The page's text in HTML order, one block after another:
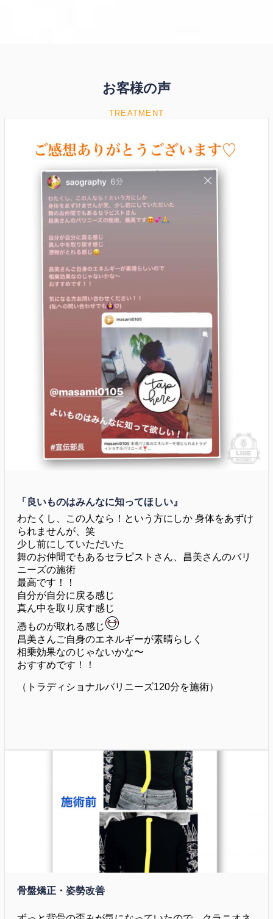
お客様の声
TREATMENT
「良いものはみんなに知ってほしい』
わたくし、この人なら！という方にしか 身体をあずけ
られませんが、笑
少し前にしていただいた
舞のお仲間でもあるセラピストさん、
昌美さんのバリ
ニーズの施術
最高です！！
自分が自分に戻る感じ
真ん中を取り戻す感じ
憑ものが取れる感じ
昌美さんご自身のエネルギーが素晴らしく
相乗効果なのじゃないかな〜
おすすめです！！
（トラディショナルバリニーズ120分を施術）
骨盤矯正・姿勢改善